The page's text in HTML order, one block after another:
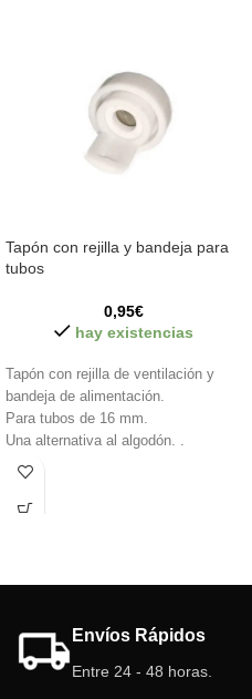
Tapón con rejilla y bandeja para
tubos
0,95€
hay existencias
Tapón con rejilla de ventilación y
bandeja de alimentación.
Para tubos de 16 mm.
Una alternativa al algodón. .
Solo se envia tapón.
Envíos Rápidos
Entre 24 - 48 horas.